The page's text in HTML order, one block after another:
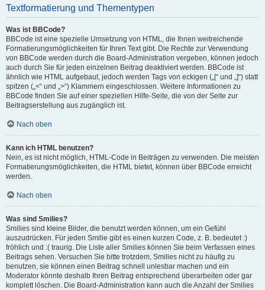
Textformatierung und Thementypen
Was ist BBCode?
BBCode ist eine spezielle Umsetzung von HTML, die Ihnen weitreichende
Formatierungsmöglichkeiten für Ihren Text gibt. Die Rechte zur Verwendung
von BBCode werden durch die Board-Administration vergeben, können jedoch
auch durch Sie für jeden einzelnen Beitrag deaktiviert werden. BBCode ist
ähnlich wie HTML aufgebaut, jedoch werden Tags von eckigen („[“ und „]“) statt
spitzen („<“ und „>“) Klammern eingeschlossen. Weitere Informationen zu
BBCode finden Sie auf einer speziellen Hilfe-Seite, die von der Seite zur
Beitragserstellung aus zugänglich ist.
Nach oben
Kann ich HTML benutzen?
Nein, es ist nicht möglich, HTML-Code in Beiträgen zu verwenden. Die meisten
Formatierungsmöglichkeiten, die HTML bietet, können über BBCode erreicht
werden.
Nach oben
Was sind Smilies?
Smilies sind kleine Bilder, die benutzt werden können, um ein Gefühl
auszudrücken. Für jeden Smilie gibt es einen kurzen Code, z. B. bedeutet :)
fröhlich und :( traurig. Die Liste aller Smilies können Sie beim Verfassen eines
Beitrags sehen. Versuchen Sie bitte trotzdem, Smilies nicht zu häufig zu
benutzen, sie können einen Beitrag schnell unlesbar machen und ein
Moderator könnte deshalb Ihren Beitrag entsprechend überarbeiten oder gar
komplett löschen. Die Board-Administration kann auch die Anzahl der Smilies